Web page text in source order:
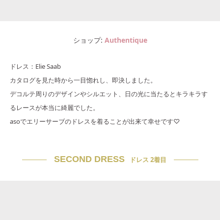
ショップ Authentique
ドレス：Elie Saab
カタログを見た時から一目惚れし、即決しました。
デコルテ周りのデザインやシルエット、日の光に当たるとキラキラす
るレースが本当に綺麗でした。
asoでエリーサーブのドレスを着ることが出来て幸せです♡
SECOND DRESS ドレス 2着目